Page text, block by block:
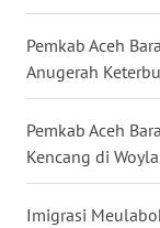
Pemkab Aceh
Anugerah
Pemkab Aceh
Kencang di Woyla
Imigrasi
BALI
WN
WN